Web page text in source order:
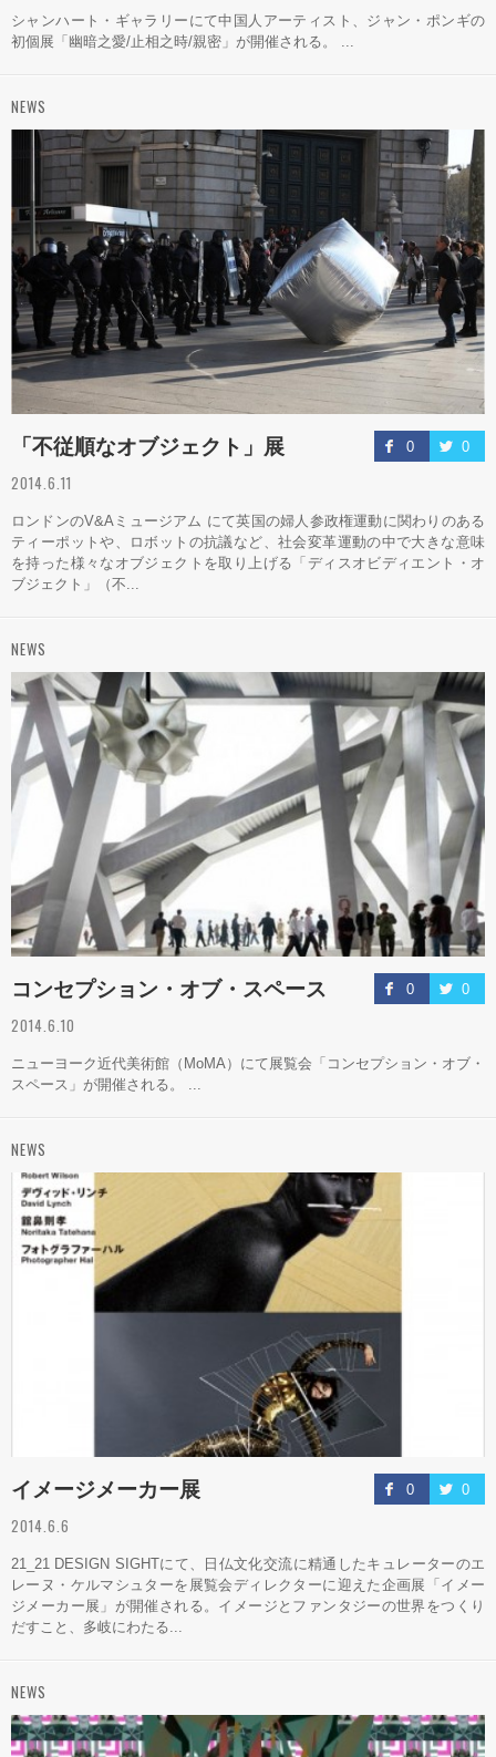
シャンハート・ギャラリーにて中国人アーティスト、ジャン・ポンギの
初個展「幽暗之愛/止相之時/親密」が開催される。 ...
NEWS
0 0
「不従順なオブジェクト」展
2014.6.11
ロンドンのV&Aミュージアム にて英国の婦人参政権運動に関わりのある
ティーポットや、ロボットの抗議など、社会変革運動の中で大きな意味
を持った様々なオブジェクトを取り上げる「ディスオビディエント・オ
ブジェクト」（不...
NEWS
0 0
コンセプション・オブ・スペース
2014.6.10
ニューヨーク近代美術館（MoMA）にて展覧会「コンセプション・オブ・
スペース」が開催される。 ...
NEWS
0 0
イメージメーカー展
2014.6.6
21_21 DESIGN SIGHTにて、日仏文化交流に精通したキュレーターのエ
レーヌ・ケルマシュターを展覧会ディレクターに迎えた企画展「イメー
ジメーカー展」が開催される。イメージとファンタジーの世界をつくり
だすこと、多岐にわたる...
NEWS